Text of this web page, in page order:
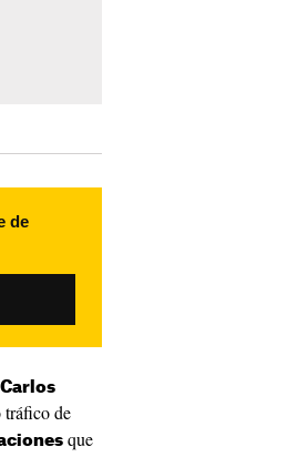
de
tráfico de
que